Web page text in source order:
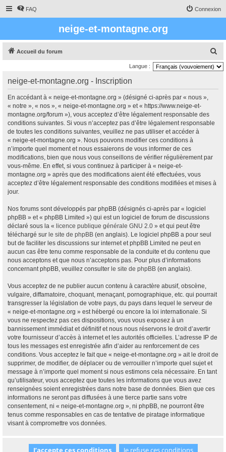
FAQ Connexion
neige-et-montagne.org
Accueil du forum
e
Langue :
neige-et-montagne.org - Inscription
En accédant à « neige-et-montagne.org » (désigné ci-après par « nous »,
« notre », « nos », « neige-et-montagne.org » et « https://www.neige-et-
montagne.org/forum »), vous acceptez d’être légalement responsable des
conditions suivantes. Si vous n’acceptez pas d’être légalement responsable
de toutes les conditions suivantes, veuillez ne pas utiliser et accéder à
« neige-et-montagne.org ». Nous pouvons modifier ces conditions à
n’importe quel moment et nous essaierons de vous informer de ces
modifications, bien que nous vous conseillons de vérifier régulièrement par
vous-même. En effet, si vous continuez à participer à « neige-et-
montagne.org » après que des modifications aient été effectuées, vous
acceptez d’être légalement responsable des conditions modifiées et mises à
jour.
Nos forums sont développés par phpBB (désignés ci-après par « logiciel
phpBB » et « phpBB Limited ») qui est un logiciel de forum de discussions
déclaré sous la « licence publique générale GNU 2.0 » et qui peut être
téléchargé sur le site de phpBB (en anglais). Le logiciel phpBB a pour seul
but de faciliter les discussions sur internet et phpBB Limited ne peut en
aucun cas être tenu comme responsable de la conduite et du contenu que
nous acceptons et que nous n’acceptons pas. Pour plus d’informations
concernant phpBB, veuillez consulter le site de phpBB (en anglais).
Vous acceptez de ne publier aucun contenu à caractère abusif, obscène,
vulgaire, diffamatoire, choquant, menaçant, pornographique, etc. qui pourrait
transgresser la législation de votre pays, du pays dans lequel le serveur de
« neige-et-montagne.org » est hébergé ou encore la loi internationale. Si
vous ne respectez pas ces dispositions, vous vous exposez à un
bannissement immédiat et définitif et nous nous réservons le droit d’avertir
votre fournisseur d’accès à internet et les autorités officielles. L’adresse IP de
tous les messages est enregistrée afin d’aider au renforcement de ces
conditions. Vous acceptez le fait que « neige-et-montagne.org » ait le droit de
supprimer, de modifier, de déplacer ou de verrouiller n’importe quel sujet et
message à n’importe quel moment si nous estimons cela nécessaire. En tant
qu’utilisateur, vous acceptez que toutes les informations que vous avez
renseignées soient enregistrées dans notre base de données. Bien que ces
informations ne seront pas diffusées à une tierce partie sans votre
consentement, ni « neige-et-montagne.org », ni phpBB, ne pourront être
tenus comme responsables en cas de tentative de piratage informatique
visant à compromettre vos données.